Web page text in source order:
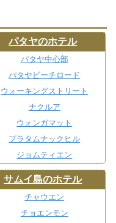
パタヤのホテル
パタヤ中心部
パタヤビーチロード
ウォーキングストリート
ナクルア
ウォンガマット
プラタムナックヒル
ジョムティエン
サムイ島のホテル
チャウエン
チョエンモン